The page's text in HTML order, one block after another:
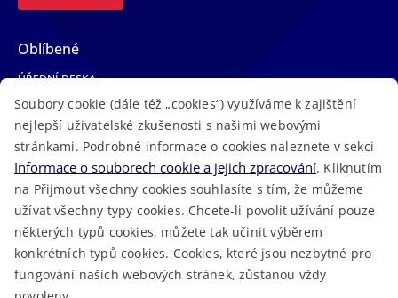
Oblíbené
ÚŘEDNÍ DESKA
TELEFONNÍ SEZNAM
LÉKAŘSKÁ POHOTOVOST
VOLNÁ MÍSTA
AKTUALITY
2023 © Královéhradecký kraj • Vytvořeno vMacron Software
Soubory cookie (dále též „cookies“) využíváme k zajištění
nejlepší uživatelské zkušenosti s našimi webovými
stránkami. Podrobné informace o cookies naleznete v sekci
Informace o souborech cookie a jejich zpracování. Kliknutím
na Přijmout všechny cookies souhlasíte s tím, že můžeme
užívat všechny typy cookies. Chcete-li povolit užívání pouze
některých typů cookies, můžete tak učinit výběrem
konkrétních typů cookies. Cookies, které jsou nezbytné pro
fungování našich webových stránek, zůstanou vždy